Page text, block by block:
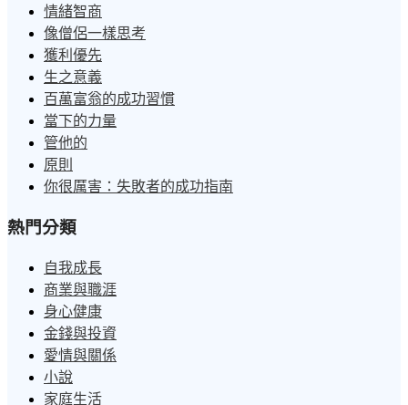
情緒智商
像僧侶一樣思考
獲利優先
生之意義
百萬富翁的成功習慣
當下的力量
管他的
原則
你很厲害：失敗者的成功指南
熱門分類
自我成長
商業與職涯
身心健康
金錢與投資
愛情與關係
小說
家庭生活